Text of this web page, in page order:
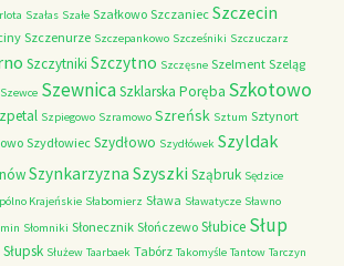
Szałas Szałe Szałkowo Szczaniec Szczecin
Szczenurze Szczepankowo Szcześniki Szczuczarz
Szczytniki Szczytno Szczęsne Szelment Szeląg
Szewce SzewnicaSzklarska Poręba Szkotowo
Szpiegowo Szramowo Szreńsk Sztum Sztynort
Szydłowiec Szydłowo Szydłówek Szyldak
Szynkarzyzna Szyszki Sząbruk Sędzice
Krajeńskie Słabomierz Sława Sławatycze Sławno
Słomniki Słonecznik Słończewo Słubice Słup
Słupsk Służew Taarbaek Tabórz Takomyśle Tantow Tarczyn